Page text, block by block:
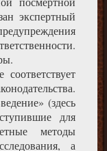
экспертный
(здесь
для
методы
а